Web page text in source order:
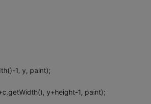
1, y, paint);
y+height-1, paint);